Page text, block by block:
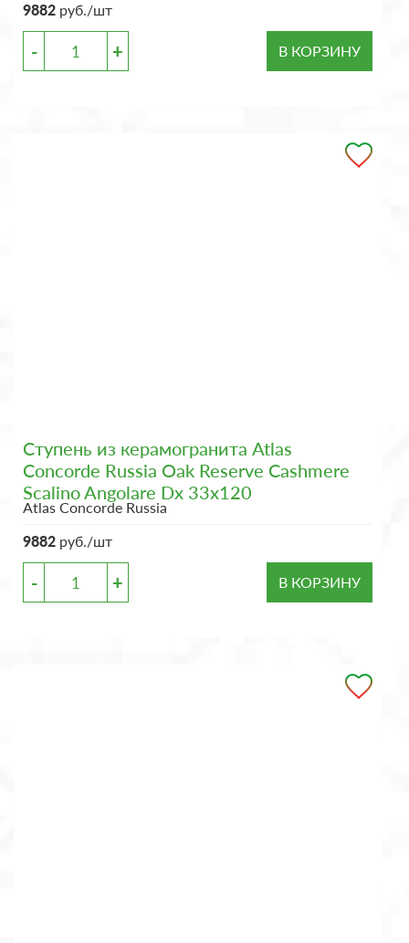
9882 руб./шт
- + В КОРЗИНУ
Ступень из керамогранита Atlas
Concorde Russia Oak Reserve Cashmere
Scalino Angolare Dx 33x120
Atlas Concorde Russia
9882 руб./шт
- + В КОРЗИНУ